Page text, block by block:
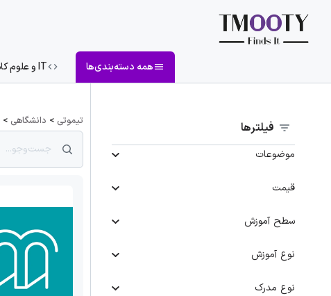
همه دسته‌بندی‌ها IT و علوم کامپیوتر
فیلترها
موضوعات
قیمت
سطح آموزش
نوع آموزش
نوع مدرک
تیموتی > دانشگاهی >